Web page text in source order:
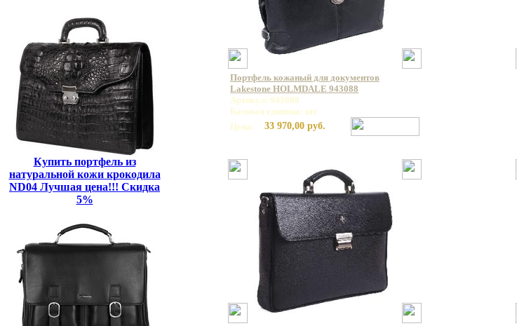
Купить портфель из
натуральной кожи крокодила
ND04 Лучшая цена!!! Скидка
5%
Портфель кожаный для документов
Lakestone HOLMDALE 943088
Артикул: 943088
Базовая единица: шт
Цена:
33 970,00 руб.